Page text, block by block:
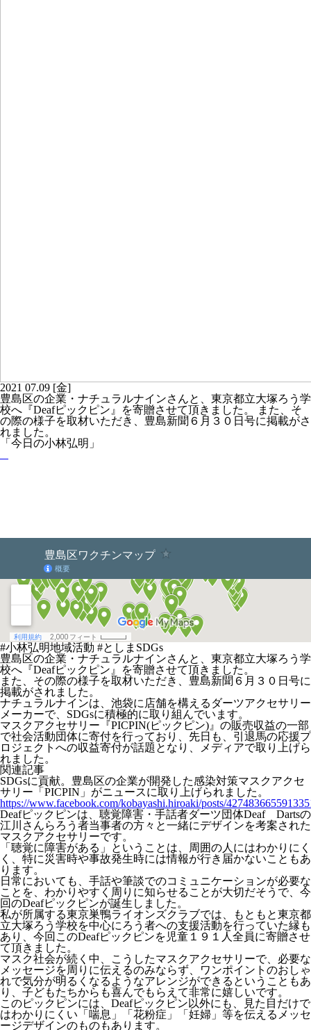
2021 07.09 [金]
豊島区の企業・ナチュラルナインさんと、東京都立大塚ろう学
校へ『Deafピックピン』を寄贈させて頂きました。 また、そ
の際の様子を取材いただき、豊島新聞６月３０日号に掲載がさ
れました。
「今日の小林弘明」
#小林弘明地域活動 #としまSDGs
豊島区の企業・ナチュラルナインさんと、東京都立大塚ろう学
校へ『Deafピックピン』を寄贈させて頂きました。
また、その際の様子を取材いただき、豊島新聞６月３０日号に
掲載がされました。
ナチュラルナインは、池袋に店舗を構えるダーツアクセサリー
メーカーで、SDGsに積極的に取り組んでいます。
マスクアクセサリー『PICPIN(ピックピン)』の販売収益の一部
で社会活動団体に寄付を行っており、先日も、引退馬の応援プ
ロジェクトへの収益寄付が話題となり、メディアで取り上げら
れました。
関連記事
SDGsに貢献。豊島区の企業が開発した感染対策マスクアクセ
サリー「PICPIN」がニュースに取り上げられました。
https://www.facebook.com/kobayashi.hiroaki/posts/
Deafピックピンは、聴覚障害・手話者ダーツ団体Deaf Dartsの
江川さんらろう者当事者の方々と一緒にデザインを考案された
マスクアクセサリーです。
「聴覚に障害がある」ということは、周囲の人にはわかりにく
く、特に災害時や事故発生時には情報が行き届かないこともあ
ります。
日常においても、手話や筆談でのコミュニケーションが必要な
ことを、わかりやすく周りに知らせることが大切だそうで、今
回のDeafピックピンが誕生しました。
私が所属する東京巣鴨ライオンズクラブでは、もともと東京都
立大塚ろう学校を中心にろう者への支援活動を行っていた縁も
あり、今回このDeafピックピンを児童１９１人全員に寄贈させ
て頂きました。
マスク社会が続く中、こうしたマスクアクセサリーで、必要な
メッセージを周りに伝えるのみならず、ワンポイントのおしゃ
れで気分が明るくなるようなアレンジができるということもあ
り、子どもたちからも喜んでもらえて非常に嬉しいです。
このピックピンには、Deafピックピン以外にも、見た目だけで
はわかりにくい「喘息」「花粉症」「妊婦」等を伝えるメッセ
ージデザインのものもあります。